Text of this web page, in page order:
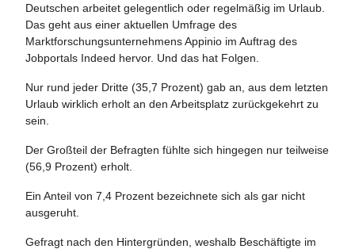
Deutschen arbeitet gelegentlich oder regelmäßig im Urlaub.
Das geht aus einer aktuellen Umfrage des
Marktforschungsunternehmens Appinio im Auftrag des
Jobportals Indeed hervor. Und das hat Folgen.
Nur rund jeder Dritte (35,7 Prozent) gab an, aus dem letzten
Urlaub wirklich erholt an den Arbeitsplatz zurückgekehrt zu
sein.
Der Großteil der Befragten fühlte sich hingegen nur teilweise
(56,9 Prozent) erholt.
Ein Anteil von 7,4 Prozent bezeichnete sich als gar nicht
ausgeruht.
Gefragt nach den Hintergründen, weshalb Beschäftigte im